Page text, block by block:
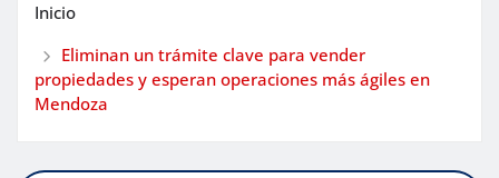
Inicio
Eliminan un trámite clave para vender
propiedades y esperan operaciones más ágiles en
Mendoza